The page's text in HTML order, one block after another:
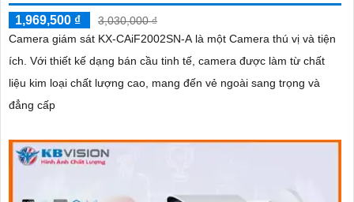
1,969,500 ₫
3,030,000 ₫
Camera giám sát KX-CAiF2002SN-A là một Camera thú vị và tiện
ích. Với thiết kế dạng bán cầu tinh tế, camera được làm từ chất
liệu kim loại chất lượng cao, mang đến vẻ ngoài sang trọng và
đẳng cấp